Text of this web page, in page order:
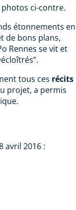
ci-contre.
étonnements en
de bons plans,
Rennes se vit et
tous ces récits
projet, a permis
avril 2016 :